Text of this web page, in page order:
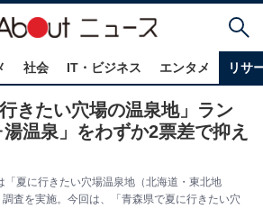
社会 IT・ビジネス エンタメ リサ
きたい穴場の温泉地」ラン
温泉」をわずか2票差で抑え
「夏に行きたい穴場温泉地（北海道・東北地
査を実施。今回は、「青森県で夏に行きたい穴